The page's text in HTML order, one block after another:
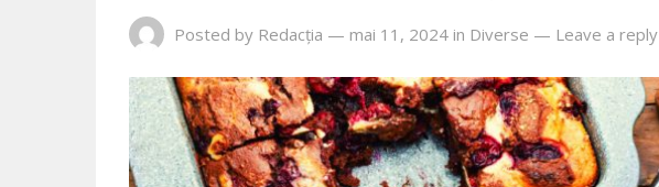
Posted by Redacția — mai 11, 2024 in Diverse — Leave a reply